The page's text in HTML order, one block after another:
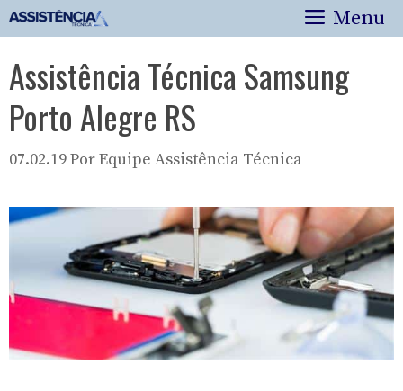
Pular
para
conteúdo
Menu
Assistência Técnica Samsung
Porto Alegre RS
07.02.19PorEquipe Assistência Técnica